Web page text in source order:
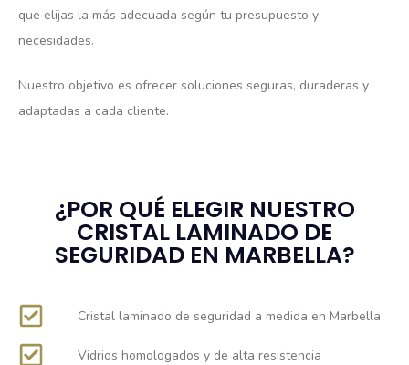
que elijas la más adecuada según tu presupuesto y
necesidades.
Nuestro objetivo es ofrecer soluciones seguras, duraderas y
adaptadas a cada cliente.
¿POR QUÉ ELEGIR NUESTRO
CRISTAL LAMINADO DE
SEGURIDAD EN MARBELLA?
Cristal laminado de seguridad a medida en Marbella
Vidrios homologados y de alta resistencia